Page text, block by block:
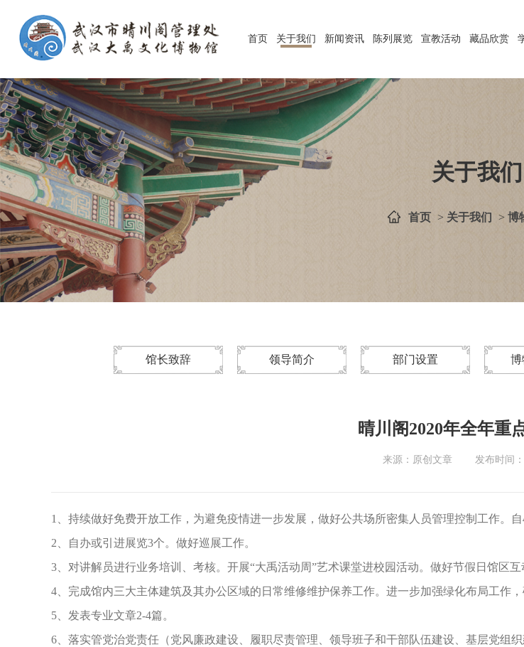
首页 关于我们 新闻资讯 陈列展览 宣教活动 藏品欣赏
关于我们
首页 > 关于我们 > 博
馆长致辞 领导简介 部门设置 博
晴川阁2020年全年重
来源：原创文章 发布时间
1
、持续做好免费开放工作，为避免疫情进一步发展，做好公共场所密集人员管理控制工作。
2 、自办或引进展览3个。做好巡展工作。
3 、对讲解员进行业务培训、考核。开展“大禹活动周”艺术课堂进校园活动。做好节假日馆区
4 、完成馆内三大主体建筑及其办公区域的日常维修维护保养工作。进一步加强绿化布局工作，
5 、发表专业文章2-4篇。
6 、落实管党治党责任（党风廉政建设、履职尽责管理、领导班子和干部队伍建设、基层党组织